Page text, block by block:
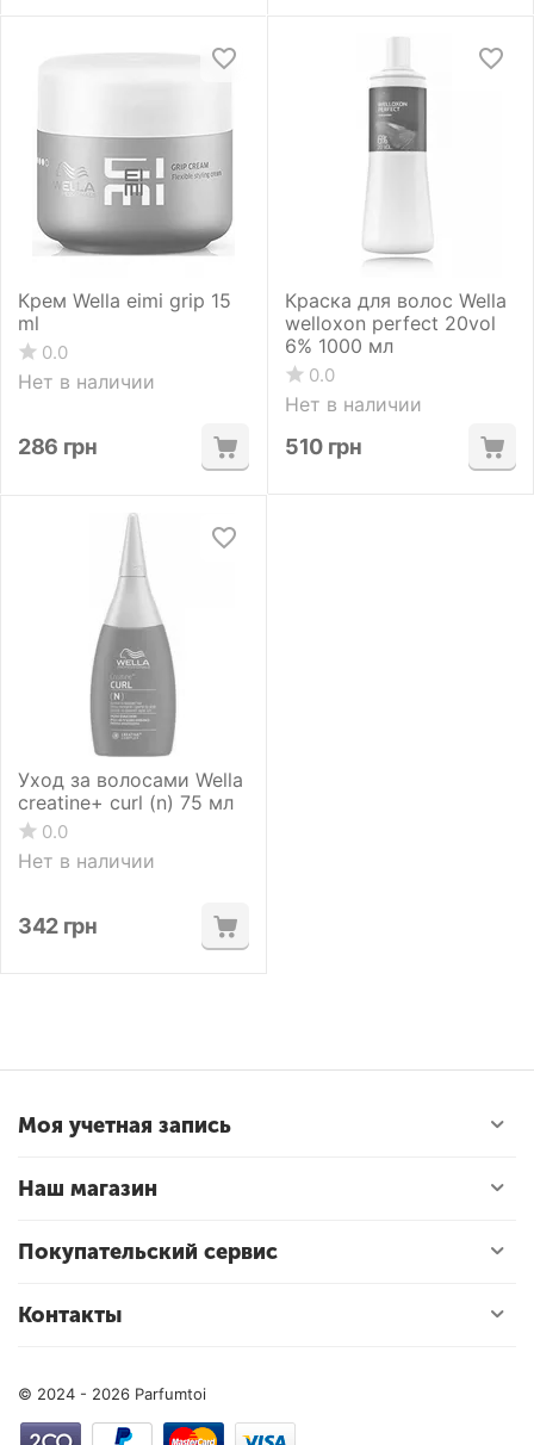
Крем Wella eimi grip 15
ml
0.0
Нет в наличии
286 грн
Краска для волос Wella
welloxon perfect 20vol
6% 1000 мл
0.0
Нет в наличии
510 грн
Уход за волосами Wella
creatine+ curl (n) 75 мл
0.0
Нет в наличии
342 грн
Моя учетная запись
Наш магазин
Покупательский сервис
Контакты
© 2024 - 2026 Parfumtoi